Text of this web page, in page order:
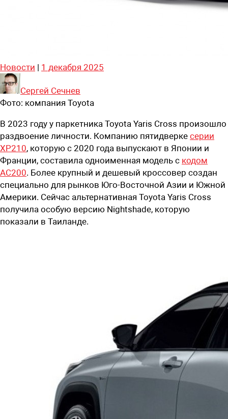
Новости | 1 декабря 2025
Сергей Сечнев
Фото: компания Toyota
В 2023 году у паркетника Toyota Yaris Cross произошло
раздвоение личности. Компанию пятидверке серии
XP210, которую с 2020 года выпускают в Японии и
Франции, составила одноименная модель с кодом
AC200. Более крупный и дешевый кроссовер создан
специально для рынков Юго-Восточной Азии и Южной
Америки. Сейчас альтернативная Toyota Yaris Cross
получила особую версию Nightshade, которую
показали в Таиланде.